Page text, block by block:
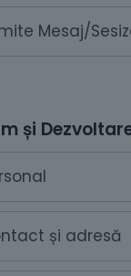
Mesaj/
și
și adresă